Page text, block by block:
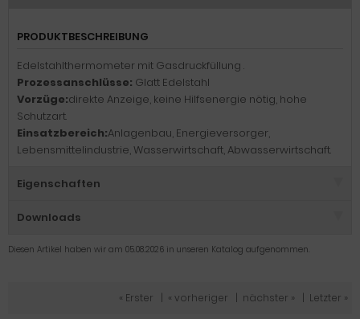
PRODUKTBESCHREIBUNG
Edelstahlthermometer mit Gasdruckfüllung .
Prozessanschlüsse: Glatt Edelstahl
Vorzüge:direkte Anzeige, keine Hilfsenergie nötig, hohe
Schutzart.
Einsatzbereich:Anlagenbau, Energieversorger,
Lebensmittelindustrie, Wasserwirtschaft, Abwasserwirtschaft.
Eigenschaften
Downloads
Diesen Artikel haben wir am 05.08.2026 in unseren Katalog aufgenommen.
« Erster « vorheriger nächster » Letzter »